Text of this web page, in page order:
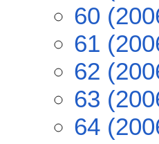
60
61
62
63
64